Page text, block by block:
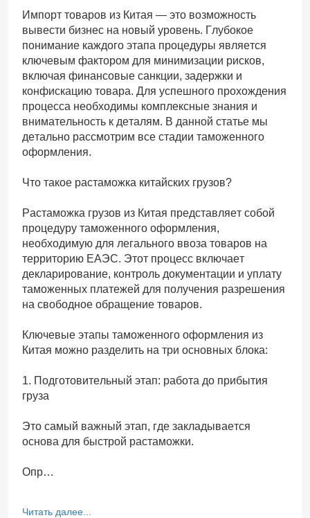
Импорт товаров из Китая — это возможность
вывести бизнес на новый уровень. Глубокое
понимание каждого этапа процедуры является
ключевым фактором для минимизации рисков,
включая финансовые санкции, задержки и
конфискацию товара. Для успешного прохождения
процесса необходимы комплексные знания и
внимательность к деталям. В данной статье мы
детально рассмотрим все стадии таможенного
оформления.
Что такое растаможка китайских грузов?
Растаможка грузов из Китая представляет собой
процедуру таможенного оформления,
необходимую для легального ввоза товаров на
территорию ЕАЭС. Этот процесс включает
декларирование, контроль документации и уплату
таможенных платежей для получения разрешения
на свободное обращение товаров.
Ключевые этапы таможенного оформления из
Китая можно разделить на три основных блока:
1. Подготовительный этап: работа до прибытия
груза
Это самый важный этап, где закладывается
основа для быстрой растаможки.
Опр…
Читать далее...